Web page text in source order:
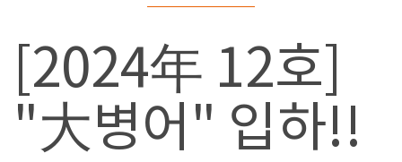
[2024年 12호]
"大병어" 입하!!